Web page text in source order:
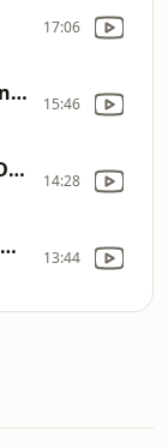
17:06
Always On My Mind (moreno J Remix) 15:46
A Little Respect (Official HD Music Video) 14:28
Born to Be Alive (Moreno J Remix) 13:44